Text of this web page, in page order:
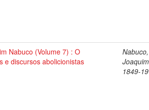
Nabuco (Volume 7) : O
e discursos abolicionistas
Nabuco,
1849-